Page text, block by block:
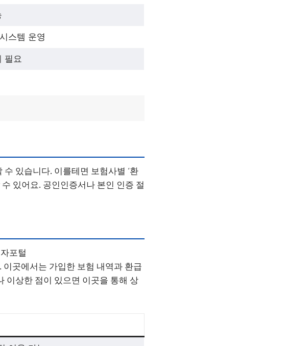
스템 운영
필요
있습니다. 이를테면 보험사별 ‘환
있어요. 공인인증서나 본인 인증 절
포털
곳에서는 가입한 보험 내역과 환급
이상한 점이 있으면 이곳을 통해 상